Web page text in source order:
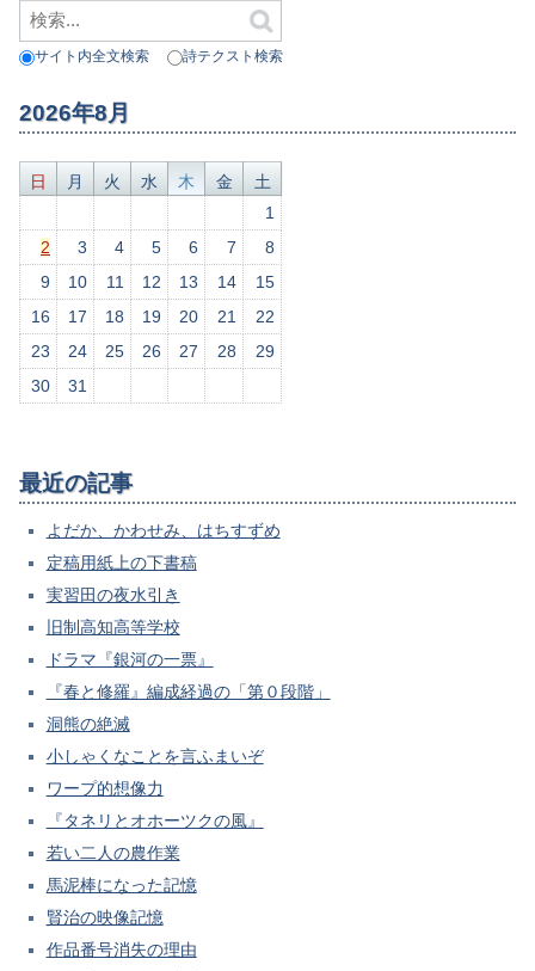
サイト内全文検索 詩テクスト検索
2026年8月
日 月 火 水 木 金
土
1
2
3 4 5 6 7
8
9
10 11 12 13 14
15
16
17 18 19 20 21
22
23
24 25 26 27 28
29
30
31
最近の記事
よだか、かわせみ、はちすずめ
定稿用紙上の下書稿
実習田の夜水引き
旧制高知高等学校
ドラマ『銀河の一票』
『春と修羅』編成経過の「第０段階」
洞熊の絶滅
小しゃくなことを言ふまいぞ
ワープ的想像力
『タネリとオホーツクの風』
若い二人の農作業
馬泥棒になった記憶
賢治の映像記憶
作品番号消失の理由